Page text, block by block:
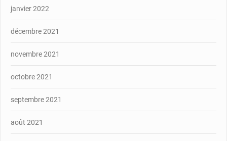
janvier 2022
décembre 2021
novembre 2021
octobre 2021
septembre 2021
août 2021